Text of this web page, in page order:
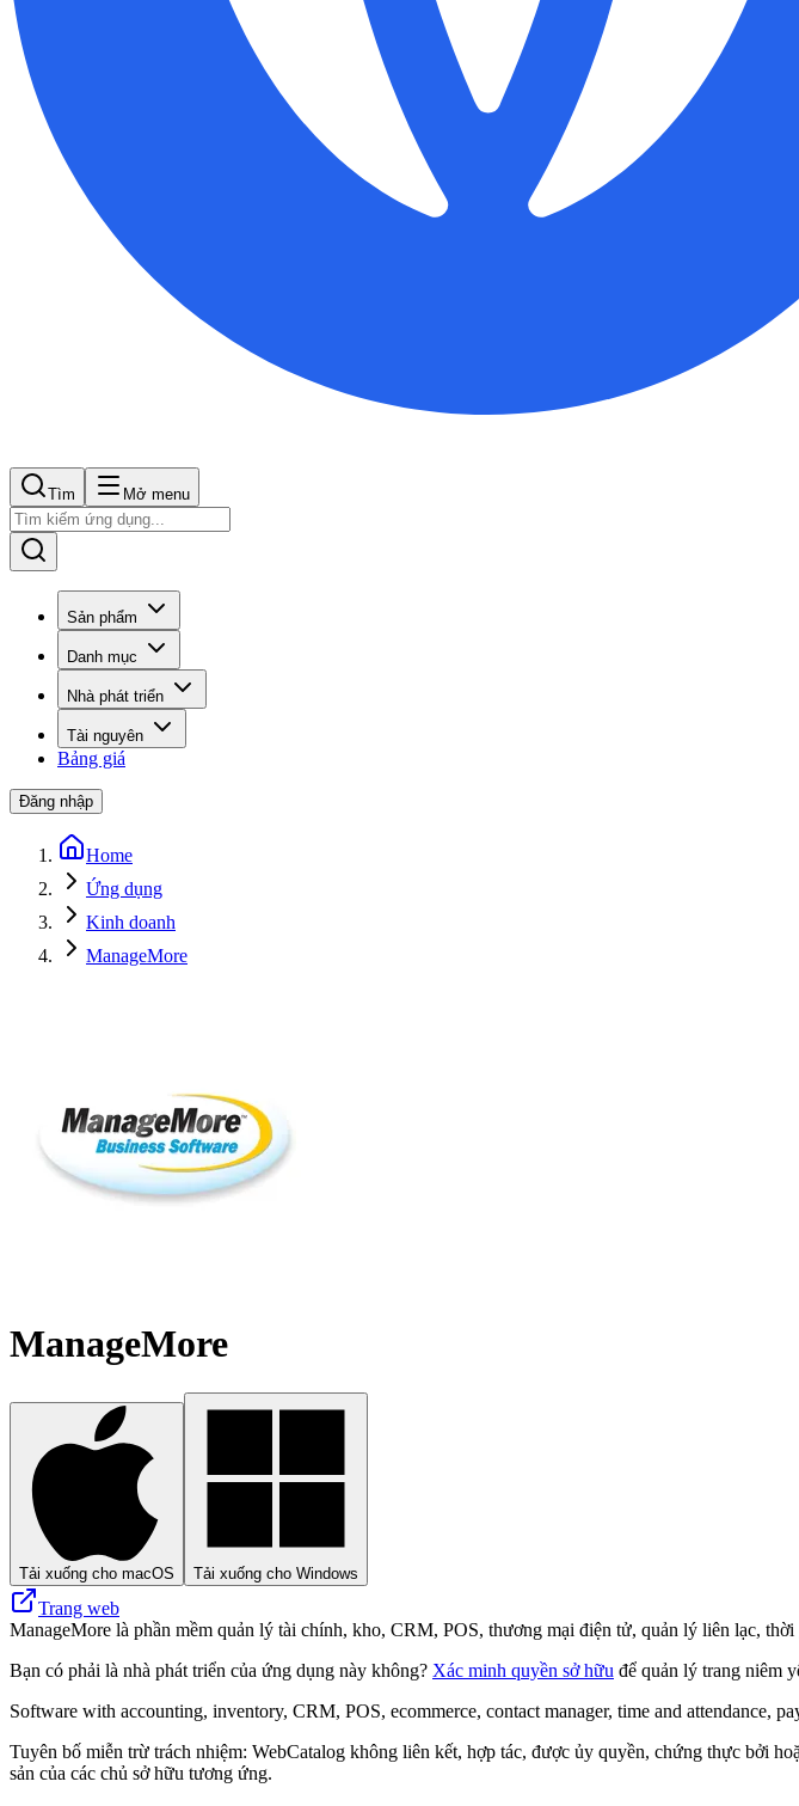
Tìm Mở menu
Sản phẩm
Danh mục
Nhà phát triển
Tài nguyên
Bảng giá
Đăng nhập
Home
Ứng dụng
Kinh doanh
ManageMore
ManageMore
Tải xuống cho macOS Tải xuống cho Windows
Trang web
ManageMore là phần mềm quản lý tài chính, kho, CRM, POS, thương mại điện tử, quản lý liên lạc,
Bạn có phải là nhà phát triển của ứng dụng này không? Xác minh quyền sở hữu để quản lý trang niêm
Software with accounting, inventory, CRM, POS, ecommerce, contact manager, time and attendance,
Tuyên bố miễn trừ trách nhiệm: WebCatalog không liên kết, hợp tác, được ủy quyền, chứng thực bởi
sản của các chủ sở hữu tương ứng.